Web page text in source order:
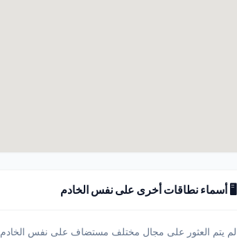
🖥️ أسماء نطاقات أخرى على نفس الخادم
لم يتم العثور على مجال مختلف مستضاف على نفس الخادم